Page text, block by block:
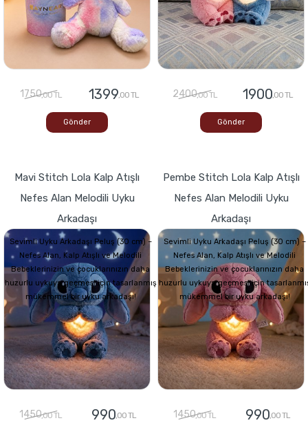
1750,00 TL 1399,00 TL
Gönder
2400,00 TL 1900,00 TL
Gönder
Mavi Stitch Lola Kalp Atışlı
Nefes Alan Melodili Uyku
Arkadaşı
Sevimli Uyku Arkadaşı Peluş (30 cm) –
Nefes Alan, Kalp Atışlı ve Melodili
Bebeklerinizin ve çocuklarınızın daha
huzurlu uykuya geçmesi için tasarlanmış
mükemmel bir uyku arkadaşı!
1450,00 TL 990,00 TL
Pembe Stitch Lola Kalp Atışlı
Nefes Alan Melodili Uyku
Arkadaşı
Sevimli Uyku Arkadaşı Peluş (30 cm) –
Nefes Alan, Kalp Atışlı ve Melodili
Bebeklerinizin ve çocuklarınızın daha
huzurlu uykuya geçmesi için
mükemmel bir uyku arkadaşı!
1450,00 TL 990,00 TL